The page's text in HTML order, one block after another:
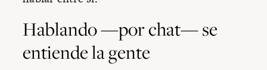
Hablando —por chat— se
entiende la gente